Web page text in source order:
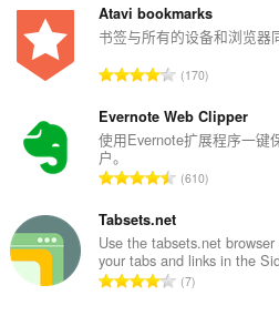
分
次
：
Atavi bookmarks
书签与所有的设备和浏览器
总
分
次
：
170
Evernote Web Clipper
使用Evernote扩展程序一键
户。
总
分
次
数
：
610
Tabsets.net
Use the tabsets.net
your tabs and links in the
总
7